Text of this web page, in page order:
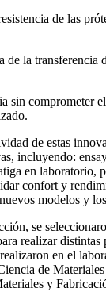
de las
de la transferencia
sin comprometer
de estas
incluyendo:
en laboratorio,
confort y
modelos y
se
realizar distintas
en el
de
y